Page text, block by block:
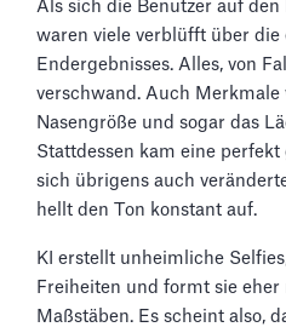
Als sich die Benutzer auf den
waren viele verblüfft über die
Endergebnisses. Alles, von
verschwand. Auch
Nasengröße und sogar das
Stattdessen kam eine
sich übrigens auch
hellt den Ton konstant auf.
KI erstellt unheimliche
Freiheiten und formt sie
Maßstäben. Es scheint also,